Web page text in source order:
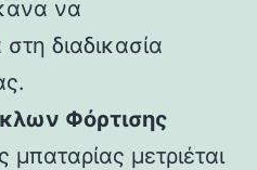
να
διαδικασία
Φόρτισης
μετριέται